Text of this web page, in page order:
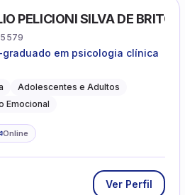
PELICIONI SILVA DE BRITO
graduado em psicologia clínica
Adolescentes e Adultos
Emocional
Online
Ver Perfil